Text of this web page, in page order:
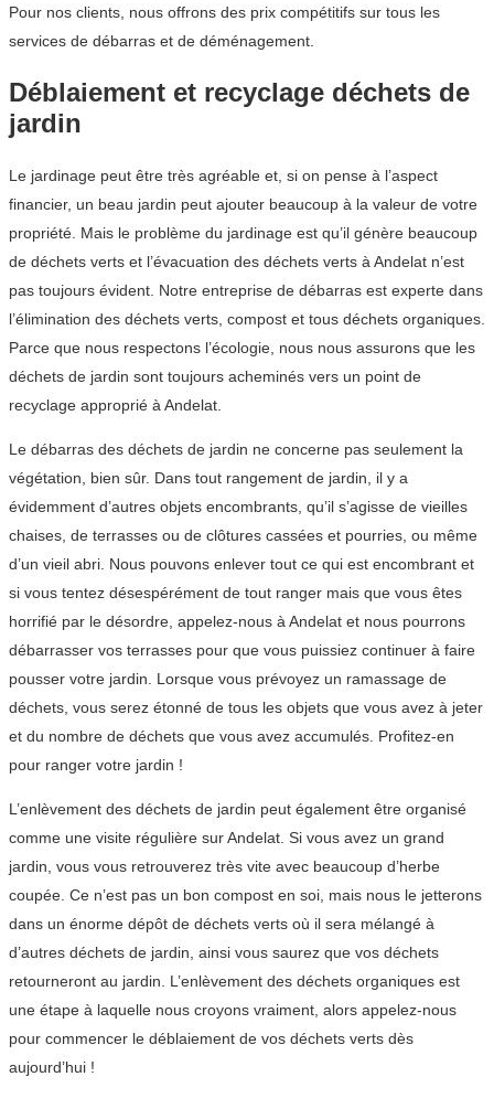
Pour nos clients, nous offrons des prix compétitifs sur tous les
services de débarras et de déménagement.
Déblaiement et recyclage déchets de
jardin
Le jardinage peut être très agréable et, si on pense à l’aspect
financier, un beau jardin peut ajouter beaucoup à la valeur de votre
propriété. Mais le problème du jardinage est qu’il génère beaucoup
de déchets verts et l’évacuation des déchets verts à Andelat n’est
pas toujours évident. Notre entreprise de débarras est experte dans
l’élimination des déchets verts, compost et tous déchets organiques.
Parce que nous respectons l’écologie, nous nous assurons que les
déchets de jardin sont toujours acheminés vers un point de
recyclage approprié à Andelat.
Le débarras des déchets de jardin ne concerne pas seulement la
végétation, bien sûr. Dans tout rangement de jardin, il y a
évidemment d’autres objets encombrants, qu’il s’agisse de vieilles
chaises, de terrasses ou de clôtures cassées et pourries, ou même
d’un vieil abri. Nous pouvons enlever tout ce qui est encombrant et
si vous tentez désespérément de tout ranger mais que vous êtes
horrifié par le désordre, appelez-nous à Andelat et nous pourrons
débarrasser vos terrasses pour que vous puissiez continuer à faire
pousser votre jardin. Lorsque vous prévoyez un ramassage de
déchets, vous serez étonné de tous les objets que vous avez à jeter
et du nombre de déchets que vous avez accumulés. Profitez-en
pour ranger votre jardin !
L’enlèvement des déchets de jardin peut également être organisé
comme une visite régulière sur Andelat. Si vous avez un grand
jardin, vous vous retrouverez très vite avec beaucoup d’herbe
coupée. Ce n’est pas un bon compost en soi, mais nous le jetterons
dans un énorme dépôt de déchets verts où il sera mélangé à
d’autres déchets de jardin, ainsi vous saurez que vos déchets
retourneront au jardin. L’enlèvement des déchets organiques est
une étape à laquelle nous croyons vraiment, alors appelez-nous
pour commencer le déblaiement de vos déchets verts dès
aujourd’hui !